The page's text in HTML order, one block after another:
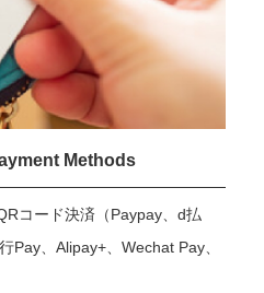
Methods
コード決済（Paypay、d払
Pay、Alipay+、Wechat Pay、